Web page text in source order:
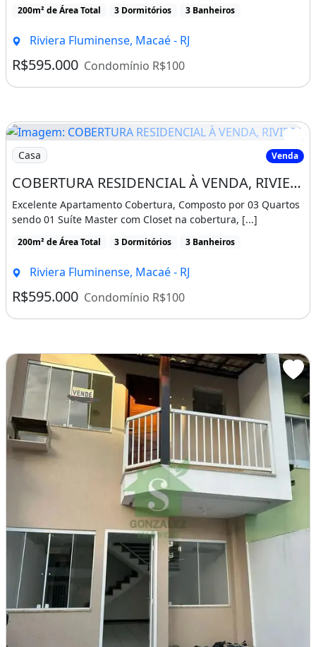
200m² de Área Total 3 Dormitórios 3 Banheiros
Riviera Fluminense, Macaé - RJ
R$595.000 Condomínio R$100
Imagem: COBERTURA RESIDENCIAL À VENDA, RIVIERA
Casa Venda
COBERTURA RESIDENCIAL À VENDA, RIVIERA DOIS, MACAÉ
Excelente Apartamento Cobertura, Composto por 03 Quartos
sendo 01 Suíte Master com Closet na cobertura, [...]
200m² de Área Total 3 Dormitórios 3 Banheiros
Riviera Fluminense, Macaé - RJ
R$595.000 Condomínio R$100